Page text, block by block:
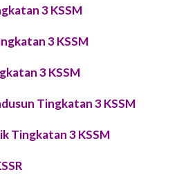
3 KSSM
3 KSSM
3 KSSM
Tingkatan 3 KSSM
Tingkatan 3 KSSM